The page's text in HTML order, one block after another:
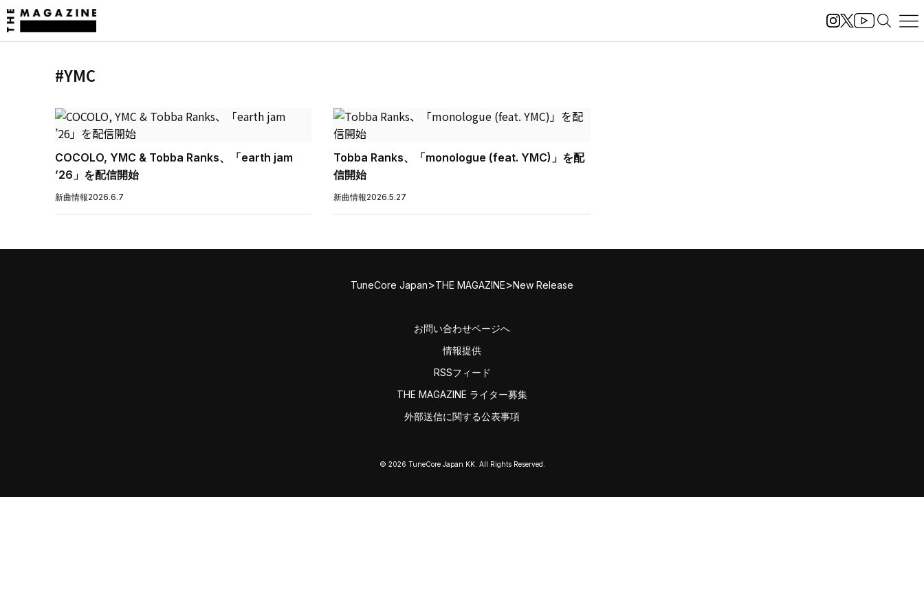
#YMC
COCOLO, YMC & Tobba Ranks、「earth jam
’26」を配信開始
新曲情報2026.6.7
Tobba Ranks、「monologue (feat. YMC)」を配
信開始
新曲情報2026.5.27
TuneCore Japan>THE MAGAZINE>New Release
お問い合わせページへ
情報提供
RSSフィード
THE MAGAZINE ライター募集
外部送信に関する公表事項
© 2026 TuneCore Japan KK. All Rights Reserved.